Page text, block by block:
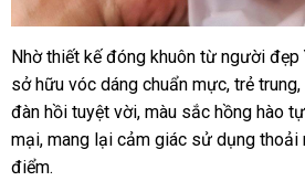
Âm
đạo
giả
cầm
tay
Yuikamachi
Nhờ thiết kế đóng khuôn từ người đẹp
sở hữu vóc dáng chuẩn mực, trẻ
đàn hồi tuyệt vời, màu sắc hồng hào
mại, mang lại cảm giác sử dụng thoải
điểm.